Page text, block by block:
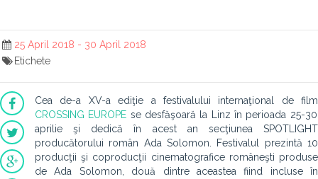
25 April 2018 - 30 April 2018
Etichete
Cea de-a XV-a ediţie a festivalului internaţional de film
CROSSING EUROPE se desfăşoară la Linz în perioada 25-30
aprilie şi dedică în acest an secţiunea SPOTLIGHT
producătorului român Ada Solomon.
Festivalul prezintă 10
producţii şi coproducţii cinematografice româneşti produse
de Ada Solomon, două dintre aceastea fiind incluse în